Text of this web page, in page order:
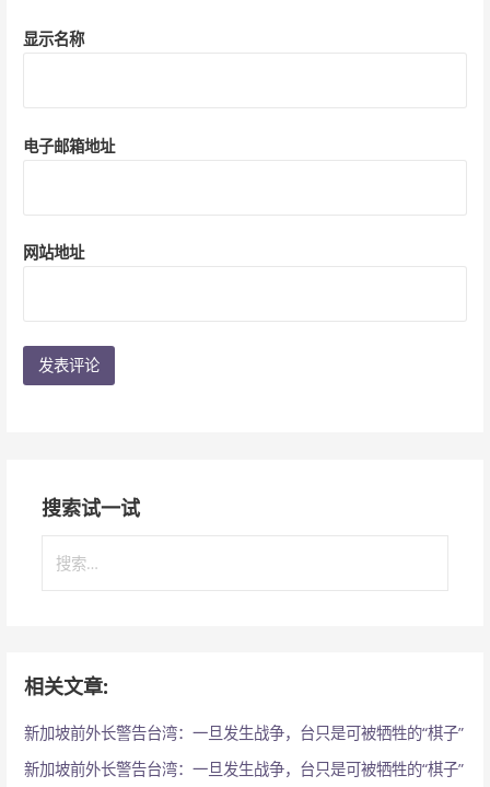
显示名称
电子邮箱地址
网站地址
搜索试一试
索
相关文章:
新加坡前外长警告台湾：一旦发生战争，台只是可被牺牲的“棋子”
新加坡前外长警告台湾：一旦发生战争，台只是可被牺牲的“棋子”